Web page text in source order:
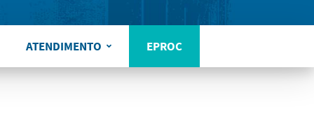
resultado
ATENDIMENTO EPROC